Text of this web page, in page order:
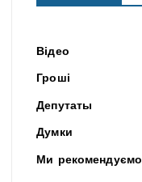
Відео
Гроші
Депутаты
Думки
Ми рекомендуємо